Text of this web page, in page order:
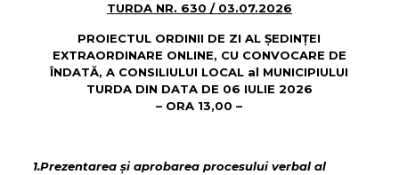
TURDA NR. 630 / 03.07.2026
PROIECTUL ORDINII DE ZI AL ŞEDINŢEI
EXTRAORDINARE ONLINE, CU CONVOCARE DE
ÎNDATĂ, A CONSILIULUI LOCAL al MUNICIPIULUI
TURDA DIN DATA DE 06 IULIE 2026
– ORA 13,00 –
1.Prezentarea și aprobarea procesului verbal al